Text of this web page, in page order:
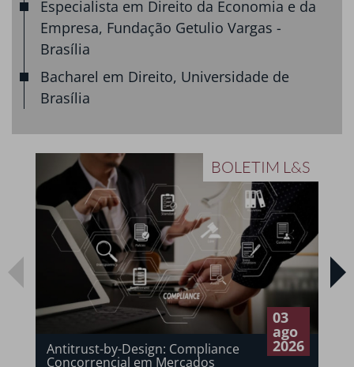
Especialista em Direito da Economia e da
Empresa, Fundação Getulio Vargas -
Brasília
Bacharel em Direito, Universidade de
Brasília
BOLETIM L&S
03
ago
2026
Antitrust-by-Design: Compliance
Concorrencial em Mercados